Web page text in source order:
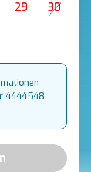
29
30
4444548